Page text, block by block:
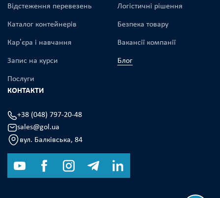
Відстеження перевезень Логістичні рішення
Каталог контейнерів Безпека товару
Карʼєра і навчання Вакансії компанії
Запис на курси Блог
Послуги
КОНТАКТИ
+38 (048) 797-20-48
sales@gol.ua
вул. Балківська, 84